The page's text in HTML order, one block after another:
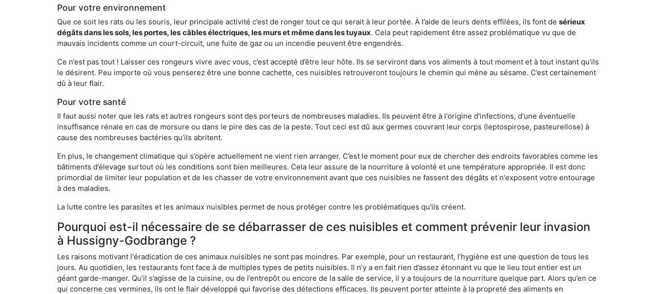
Pour votre environnement
Que ce soit les rats ou les souris, leur principale activité c’est de ronger tout ce qui serait à leur portée. À l’aide de leurs dents effilées, ils font de sérieux
dégâts dans les sols, les portes, les câbles électriques, les murs et même dans les tuyaux. Cela peut rapidement être assez problématique vu que de
mauvais incidents comme un court-circuit, une fuite de gaz ou un incendie peuvent être engendrés.
Ce n’est pas tout ! Laisser ces rongeurs vivre avec vous, c’est accepté d’être leur hôte. Ils se serviront dans vos aliments à tout moment et à tout instant qu’ils
le désirent. Peu importe où vous penserez être une bonne cachette, ces nuisibles retrouveront toujours le chemin qui mène au sésame. C’est certainement
dû à leur flair.
Pour votre santé
Il faut aussi noter que les rats et autres rongeurs sont des porteurs de nombreuses maladies. Ils peuvent être à l'origine d'infections, d'une éventuelle
insuffisance rénale en cas de morsure ou dans le pire des cas de la peste. Tout ceci est dû aux germes couvrant leur corps (leptospirose, pasteurellose) à
cause des nombreuses bactéries qu’ils abritent.
En plus, le changement climatique qui s’opère actuellement ne vient rien arranger. C’est le moment pour eux de chercher des endroits favorables comme les
bâtiments d’élevage surtout où les conditions sont bien meilleures. Cela leur assure de la nourriture à volonté et une température appropriée. Il est donc
primordial de limiter leur population et de les chasser de votre environnement avant que ces nuisibles ne fassent des dégâts et n'exposent votre entourage
à des maladies.
La lutte contre les parasites et les animaux nuisibles permet de nous protéger contre les problématiques qu'ils créent.
Pourquoi est-il nécessaire de se débarrasser de ces nuisibles et comment prévenir leur invasion
à Hussigny-Godbrange ?
Les raisons motivant l'éradication de ces animaux nuisibles ne sont pas moindres. Par exemple, pour un restaurant, l’hygiène est une question de tous les
jours. Au quotidien, les restaurants font face à de multiples types de petits nuisibles. Il n’y a en fait rien d’assez étonnant vu que le lieu tout entier est un
géant garde-manger. Qu’il s’agisse de la cuisine, ou de l’entrepôt ou encore de la salle de service, il y a toujours de la nourriture quelque part. Alors qu’en ce
qui concerne ces vermines, ils ont le flair développé qui favorise des détections efficaces. Ils peuvent porter atteinte à la propreté des aliments en